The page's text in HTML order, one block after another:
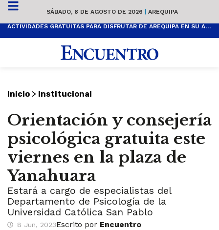
SÁBADO, 8 DE AGOSTO DE 2026 | AREQUIPA
ACTIVIDADES GRATUITAS PARA DISFRUTAR DE AREQUIPA EN SU ANIVERSARIO
Inicio > Institucional
Orientación y consejería
psicológica gratuita este
viernes en la plaza de
Yanahuara
Estará a cargo de especialistas del
Departamento de Psicología de la
Universidad Católica San Pablo
8 Jun, 2023Escrito por Encuentro